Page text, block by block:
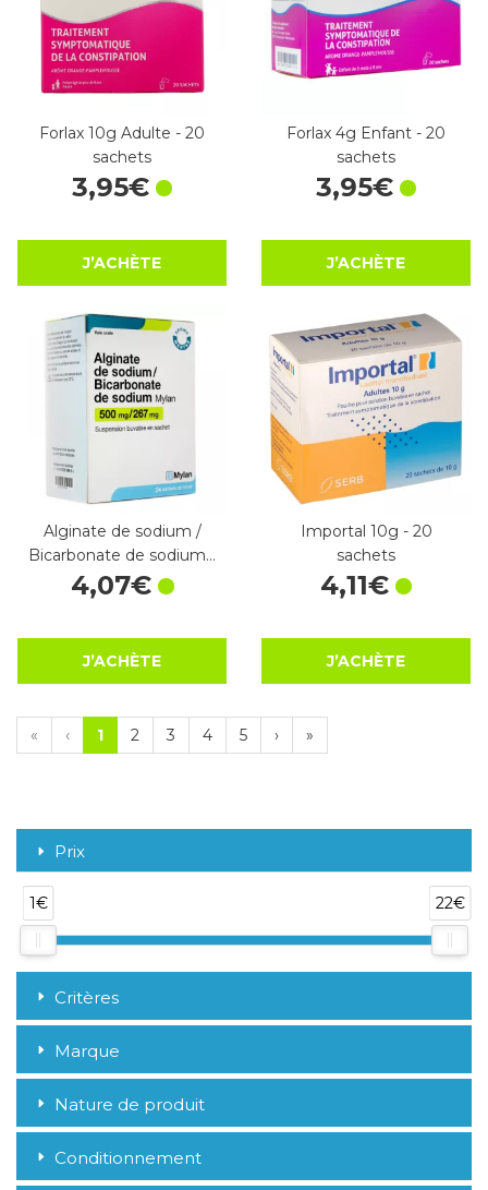
Forlax 10g Adulte - 20
sachets
3,95€
J’ACHÈTE
Forlax 4g Enfant - 20
sachets
3,95€
J’ACHÈTE
Alginate de sodium /
Bicarbonate de sodium…
4,07€
J’ACHÈTE
Importal 10g - 20
sachets
4,11€
J’ACHÈTE
« ‹ 1 2 3 4 5 › »
Prix
1€ 22€
Critères
Marque
Nature de produit
Conditionnement